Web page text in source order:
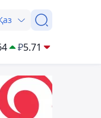
₽5.71